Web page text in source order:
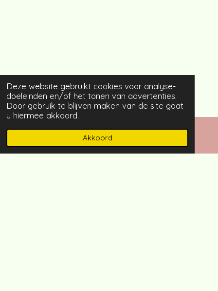
Deze website gebruikt cookies voor analyse-
doeleinden en/of het tonen van advertenties.
Door gebruik te blijven maken van de site gaat
u hiermee akkoord.
Akkoord